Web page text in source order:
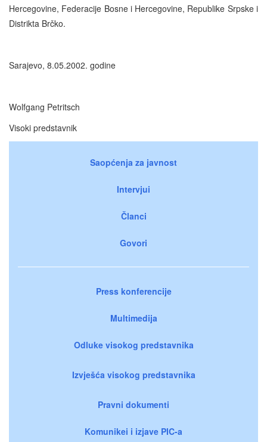
Hercegovine, Federacije Bosne i Hercegovine, Republike Srpske i
Distrikta Brčko.
Sarajevo, 8.05.2002. godine
Wolfgang Petritsch
Visoki predstavnik
Saopćenja za javnost
Intervjui
Članci
Govori
Press konferencije
Multimedija
Odluke visokog predstavnika
Izvješća visokog predstavnika
Pravni dokumenti
Komunikei i izjave PIC-a